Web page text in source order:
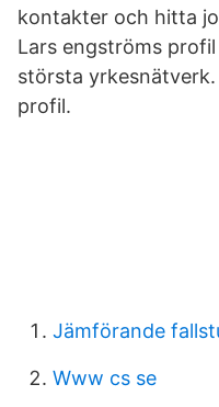
kontakter och hitta
Lars engströms
största
profil.
Jämförande
Www cs se